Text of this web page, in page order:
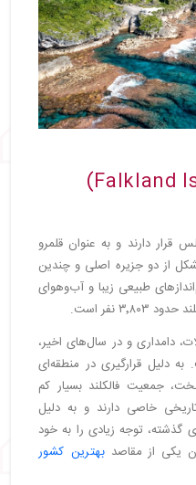
قرار دارند و به عنوان قلمرو
از دو جزیره اصلی و چندین
طبیعی زیبا و آب‌وهوای
نفر است.
دامداری و در سال‌های اخیر،
دلیل قرارگیری در منطقه‌ای
جمعیت فالکلند بسیار کم
خاصی دارند و به دلیل
توجه زیادی را به خود
یکی از مقاصد بهترین کشور